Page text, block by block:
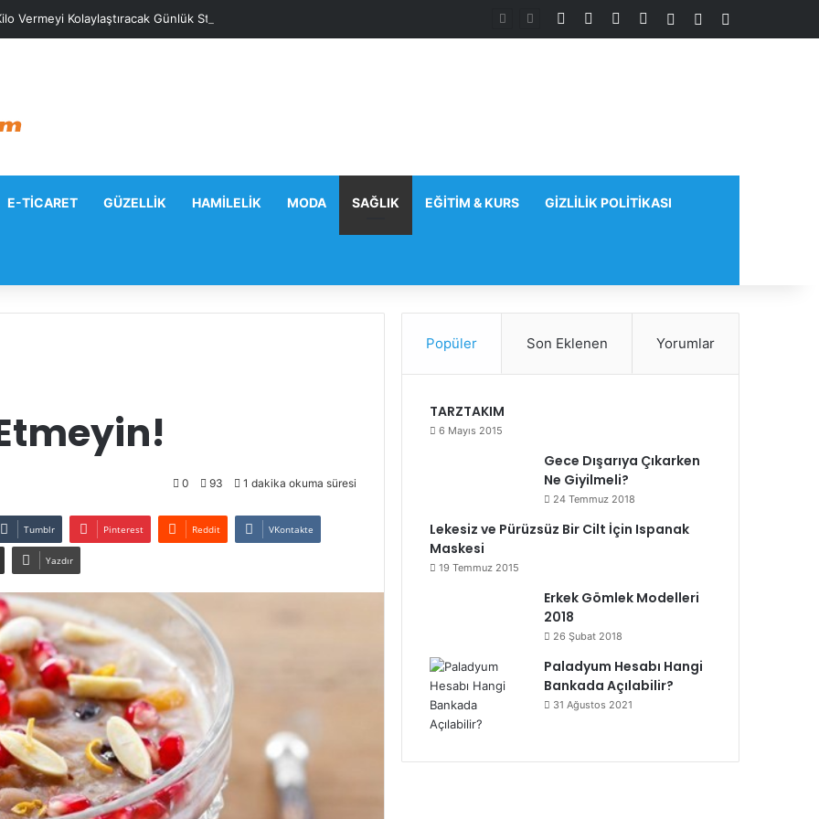
Vermeyi Kolaylaştıracak Günlük Stratejiler Facebook YouTubeInstagramKayıt OlRastgele Makale
E-TICARET GÜZELLIK HAMILELIK MODA SAĞLIK EĞITIM & KURS GIZLILIK POLITIKASI
0 93 1 dakika okuma süresi
Tumblr Pinterest Reddit VKontakte
Yazdır
Popüler Son Eklenen Yorumlar
TARZTAKIM
6 Mayıs 2015
Gece Dışarıya Çıkarken
Ne Giyilmeli?
24 Temmuz 2018
Lekesiz ve Pürüzsüz Bir Cilt İçin Ispanak
Maskesi
19 Temmuz 2015
Erkek Gömlek Modelleri
2018
26 Şubat 2018
Paladyum Hesabı Hangi
Bankada Açılabilir?
31 Ağustos 2021